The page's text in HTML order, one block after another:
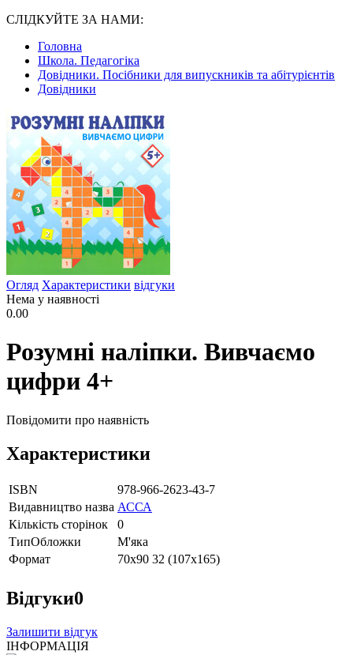
СЛІДКУЙТЕ ЗА НАМИ:
Головна
Школа. Педагогіка
Довідники. Посібники для випускників та абітурієнтів
Довідники
Огляд Характеристики відгуки
Нема у наявності
0.00
Розумні наліпки. Вивчаємо
цифри 4+
Повідомити про наявність
Характеристики
ISBN
978-966-2623-43-7
Видавництво назва АССА
Кількість сторінок
0
ТипОбложки
М'яка
Формат
70х90 32 (107х165)
Відгуки0
Залишити відгук
ІНФОРМАЦІЯ